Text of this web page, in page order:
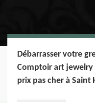
Débarrasser votre
Comptoir art jewelry
prix pas cher à Saint